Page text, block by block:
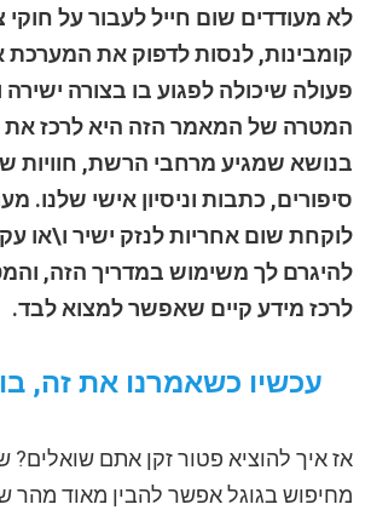
לא מעודדים שום חייל לעבור על
קומבינות, לנסות לדפוק את המערכת
פעולה שיכולה לפגוע בו בצורה ישירה
המטרה של המאמר הזה היא לרכז את
בנושא שמגיע מרחבי הרשת, חוויות
סיפורים, כתבות וניסיון אישי שלנו.
לוקחת שום אחריות לנזק ישיר ו\או
להיגרם לך משימוש במדריך הזה,
לרכז מידע קיים שאפשר למצוא לבד.
עכשיו כשאמרנו את זה,
אז איך להוציא פטור זקן אתם שואלים?
מחיפוש בגוגל אפשר להבין מאוד מהר